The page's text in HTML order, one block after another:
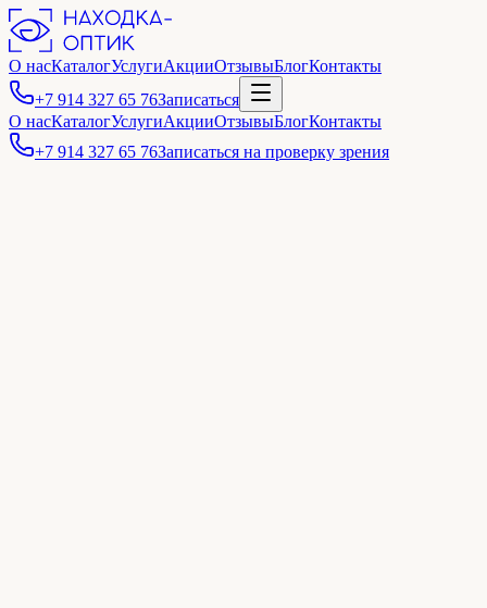
О насКаталогУслугиАкцииОтзывыБлогКонтакты
+7 914 327 65 76Записаться
О насКаталогУслугиАкцииОтзывыБлогКонтакты
+7 914 327 65 76Записаться на проверку зрения